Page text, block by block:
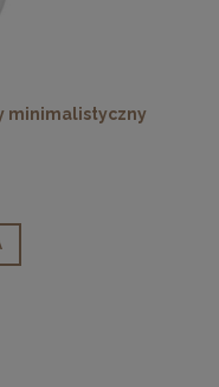
minimalistyczny